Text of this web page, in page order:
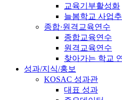
교육기부활성화
늘봄학교 사업
종합·원격교육연수
종합교육연수
원격교육연수
찾아가는 학교
성과/지식/홍보
KOSAC 성과관
대표 성과